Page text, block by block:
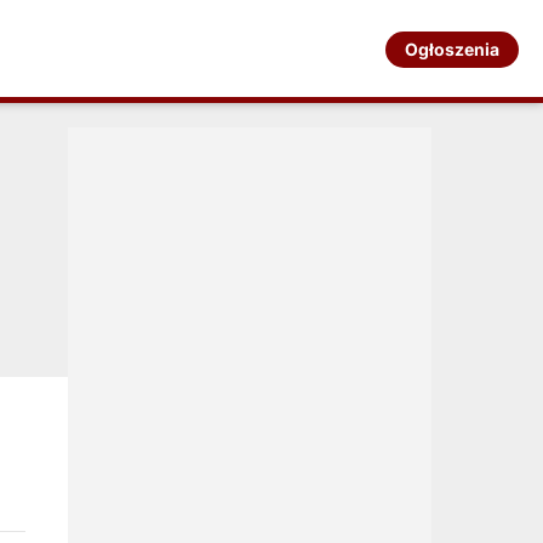
Ogłoszenia